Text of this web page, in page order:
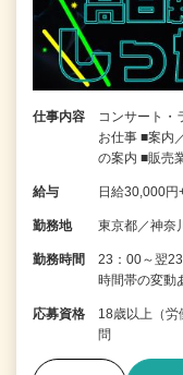
仕事内容
コンサート・
お仕事 ■案内
の案内 ■販売
給与 日給30,000
勤務地 東京都／神奈
勤務時間
23：00～翌
時間帯の変
応募資格
18歳以上（労
問